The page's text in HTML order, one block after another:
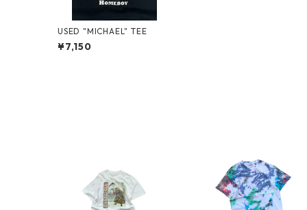
USED "MICHAEL" TEE
¥7,150